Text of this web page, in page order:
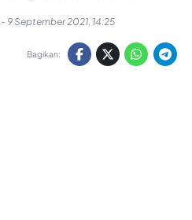
- 9 September 2021, 14:25
Bagikan: